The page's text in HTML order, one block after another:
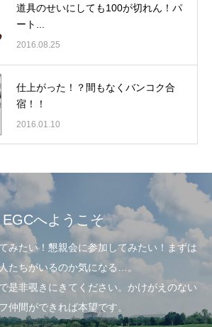
道具のせいにしても100が切れん！パ
ート...
2016.08.25
仕上がった！？間もなくバンコク合
宿！！
2016.01.10
EGCへようこそ
みたい！懇親会に参加してみたい！まずは
たちがいるのか気になる…。
是非覗きにきてください。かけがえのない
仲間ができれば本望です。